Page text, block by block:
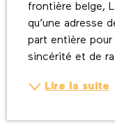
frontière belge,
qu’une adresse
part entière
sincérité et de
Lire la suite